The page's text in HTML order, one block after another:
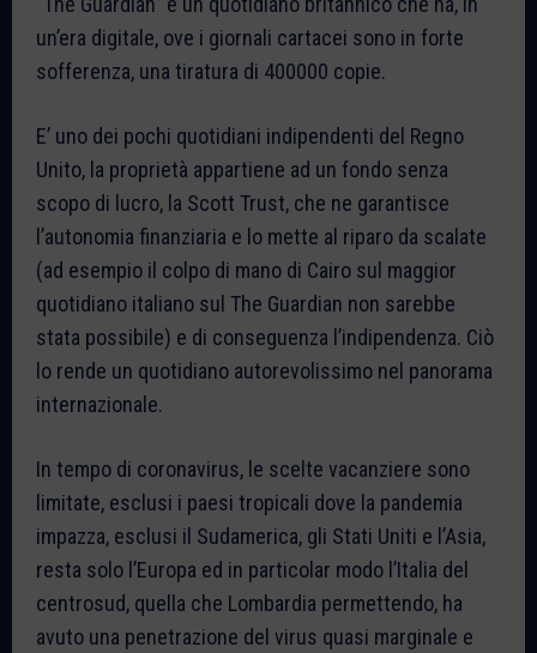
un’era digitale, ove i giornali cartacei sono in forte
sofferenza, una tiratura di 400000 copie.
E’ uno dei pochi quotidiani indipendenti del Regno
Unito, la proprietà appartiene ad un fondo senza
scopo di lucro, la Scott Trust, che ne garantisce
l’autonomia finanziaria e lo mette al riparo da scalate
(ad esempio il colpo di mano di Cairo sul maggior
quotidiano italiano sul The Guardian non sarebbe
stata possibile) e di conseguenza l’indipendenza. Ciò
lo rende un quotidiano autorevolissimo nel panorama
internazionale.
In tempo di coronavirus, le scelte vacanziere sono
limitate, esclusi i paesi tropicali dove la pandemia
impazza, esclusi il Sudamerica, gli Stati Uniti e l’Asia,
resta solo l’Europa ed in particolar modo l’Italia del
centrosud, quella che Lombardia permettendo, ha
avuto una penetrazione del virus quasi marginale e